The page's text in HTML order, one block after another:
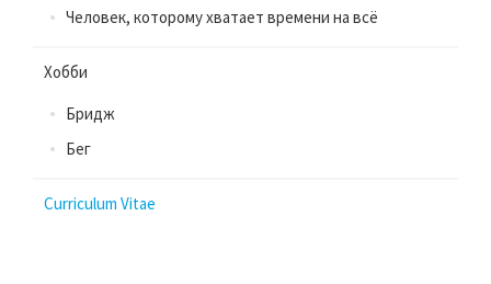
Человек, которому хватает времени на всё
Хобби
Бридж
Бег
Curriculum Vitae